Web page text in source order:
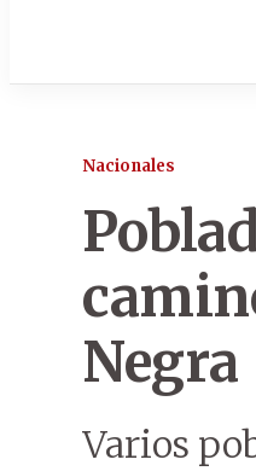
Nacionales
Negra
Varios